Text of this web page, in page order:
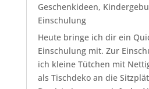
Geschenkideen,
Einschulung
Heute bringe ich dir ein
Einschulung mit. Zur
ich kleine Tütchen mit
als Tischdeko an die